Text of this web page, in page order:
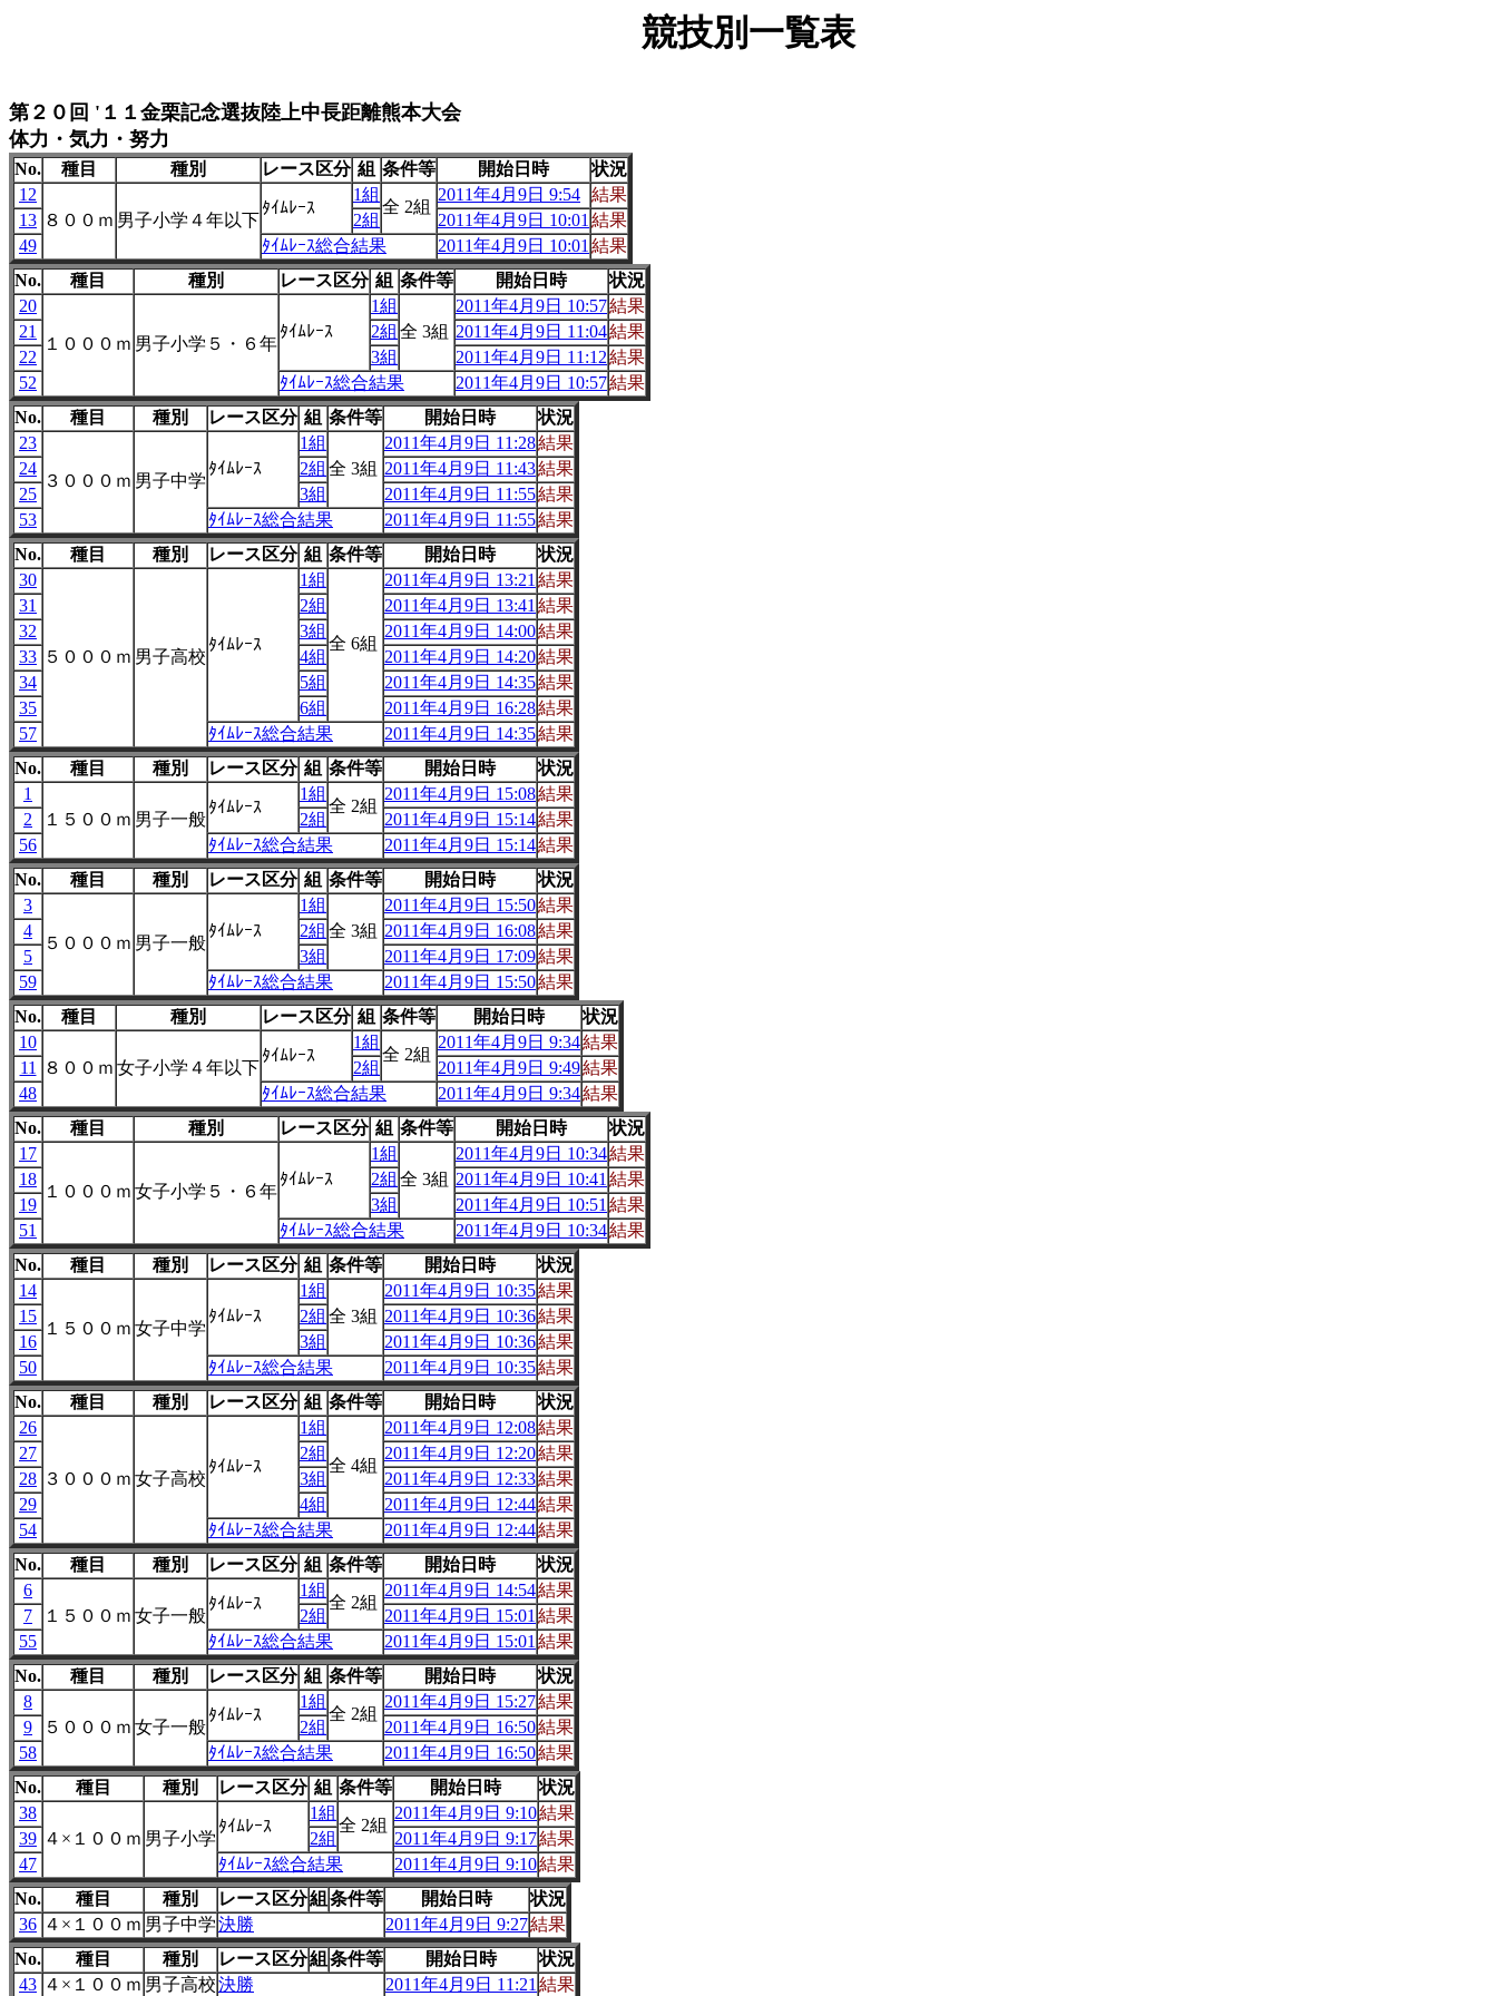
競技別一覧表
第２０回 '１１金栗記念選抜陸上中長距離熊本大会
体力・気力・努力
No. 種目 種別 レース区分 組 条件等 開始日時
状況
12
８００ｍ 男子小学４年以下
ﾀｲﾑﾚｰｽ
1組
全 2組
2011年4月9日 9:54 結果
13
2組 2011年4月9日 10:01 結果
49
ﾀｲﾑﾚｰｽ総合結果 2011年4月9日 10:01 結果
No.
種目 種別 レース区分 組 条件等 開始日時
状況
20
１０００ｍ 男子小学５・６年
ﾀｲﾑﾚｰｽ
1組
全 3組
2011年4月9日 10:57結果
21
2組 2011年4月9日 11:04結果
22
3組 2011年4月9日 11:12結果
52
ﾀｲﾑﾚｰｽ総合結果 2011年4月9日 10:57結果
No.
種目 種別 レース区分 組 条件等 開始日時
状況
23
３０００ｍ 男子中学
ﾀｲﾑﾚｰｽ
1組
全 3組
2011年4月9日 11:28結果
24
2組 2011年4月9日 11:43結果
25
3組 2011年4月9日 11:55結果
53
ﾀｲﾑﾚｰｽ総合結果 2011年4月9日 11:55結果
No.
種目 種別 レース区分 組 条件等 開始日時
状況
30
５０００ｍ 男子高校
ﾀｲﾑﾚｰｽ
1組
全 6組
2011年4月9日 13:21 結果
31
2組 2011年4月9日 13:41 結果
32
3組 2011年4月9日 14:00結果
33
4組 2011年4月9日 14:20結果
34
5組 2011年4月9日 14:35結果
35
6組 2011年4月9日 16:28結果
57
ﾀｲﾑﾚｰｽ総合結果 2011年4月9日 14:35結果
No.
種目 種別 レース区分 組 条件等 開始日時
状況
1
１５００ｍ 男子一般
ﾀｲﾑﾚｰｽ
1組
全 2組
2011年4月9日 15:08結果
2
2組 2011年4月9日 15:14結果
56
ﾀｲﾑﾚｰｽ総合結果 2011年4月9日 15:14結果
No.
種目 種別 レース区分 組 条件等 開始日時
状況
3
５０００ｍ 男子一般
ﾀｲﾑﾚｰｽ
1組
全 3組
2011年4月9日 15:50結果
4
2組 2011年4月9日 16:08結果
5
3組 2011年4月9日 17:09結果
59
ﾀｲﾑﾚｰｽ総合結果 2011年4月9日 15:50結果
No.
種目 種別 レース区分 組 条件等 開始日時
状況
10
８００ｍ 女子小学４年以下
ﾀｲﾑﾚｰｽ
1組
全 2組
2011年4月9日 9:34結果
11
2組 2011年4月9日 9:49結果
48
ﾀｲﾑﾚｰｽ総合結果 2011年4月9日 9:34結果
No.
種目 種別 レース区分 組 条件等 開始日時
状況
17
１０００ｍ 女子小学５・６年
ﾀｲﾑﾚｰｽ
1組
全 3組
2011年4月9日 10:34結果
18
2組 2011年4月9日 10:41 結果
19
3組 2011年4月9日 10:51 結果
51
ﾀｲﾑﾚｰｽ総合結果 2011年4月9日 10:34結果
No.
種目 種別 レース区分 組 条件等 開始日時
状況
14
１５００ｍ 女子中学
ﾀｲﾑﾚｰｽ
1組
全 3組
2011年4月9日 10:35結果
15
2組 2011年4月9日 10:36結果
16
3組 2011年4月9日 10:36結果
50
ﾀｲﾑﾚｰｽ総合結果 2011年4月9日 10:35結果
No.
種目 種別 レース区分 組 条件等 開始日時
状況
26
３０００ｍ 女子高校
ﾀｲﾑﾚｰｽ
1組
全 4組
2011年4月9日 12:08結果
27
2組 2011年4月9日 12:20結果
28
3組 2011年4月9日 12:33結果
29
4組 2011年4月9日 12:44結果
54
ﾀｲﾑﾚｰｽ総合結果 2011年4月9日 12:44結果
No.
種目 種別 レース区分 組 条件等 開始日時
状況
6
１５００ｍ 女子一般
ﾀｲﾑﾚｰｽ
1組
全 2組
2011年4月9日 14:54結果
7
2組 2011年4月9日 15:01 結果
55
ﾀｲﾑﾚｰｽ総合結果 2011年4月9日 15:01 結果
No.
種目 種別 レース区分 組 条件等 開始日時
状況
8
５０００ｍ 女子一般
ﾀｲﾑﾚｰｽ
1組
全 2組
2011年4月9日 15:27結果
9
2組 2011年4月9日 16:50結果
58
ﾀｲﾑﾚｰｽ総合結果 2011年4月9日 16:50結果
No.
種目 種別 レース区分 組 条件等 開始日時
状況
38
４×１００ｍ 男子小学
ﾀｲﾑﾚｰｽ
1組
全 2組
2011年4月9日 9:10結果
39
2組 2011年4月9日 9:17結果
47
ﾀｲﾑﾚｰｽ総合結果 2011年4月9日 9:10結果
No.
種目 種別 レース区分組 条件等 開始日時
状況
36 ４×１００ｍ 男子中学決勝 2011年4月9日 9:27結果
No.
種目 種別 レース区分組 条件等 開始日時
状況
43 ４×１００ｍ 男子高校決勝 2011年4月9日 11:21 結果